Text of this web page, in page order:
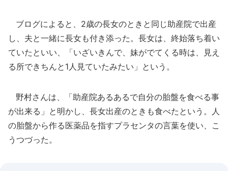
ブログによると、2歳の長女のときと同じ助産院で出産
し、夫と一緒に長女も付き添った。長女は、終始落ち着い
ていたといい、「いざいきんで、妹がでてくる時は、見え
る所できちんと1人見ていたみたい」という。
野村さんは、「助産院あるあるで自分の胎盤を食べる事
が出来る」と明かし、長女出産のときも食べたという。人
の胎盤から作る医薬品を指すプラセンタの言葉を使い、こ
うつづった。